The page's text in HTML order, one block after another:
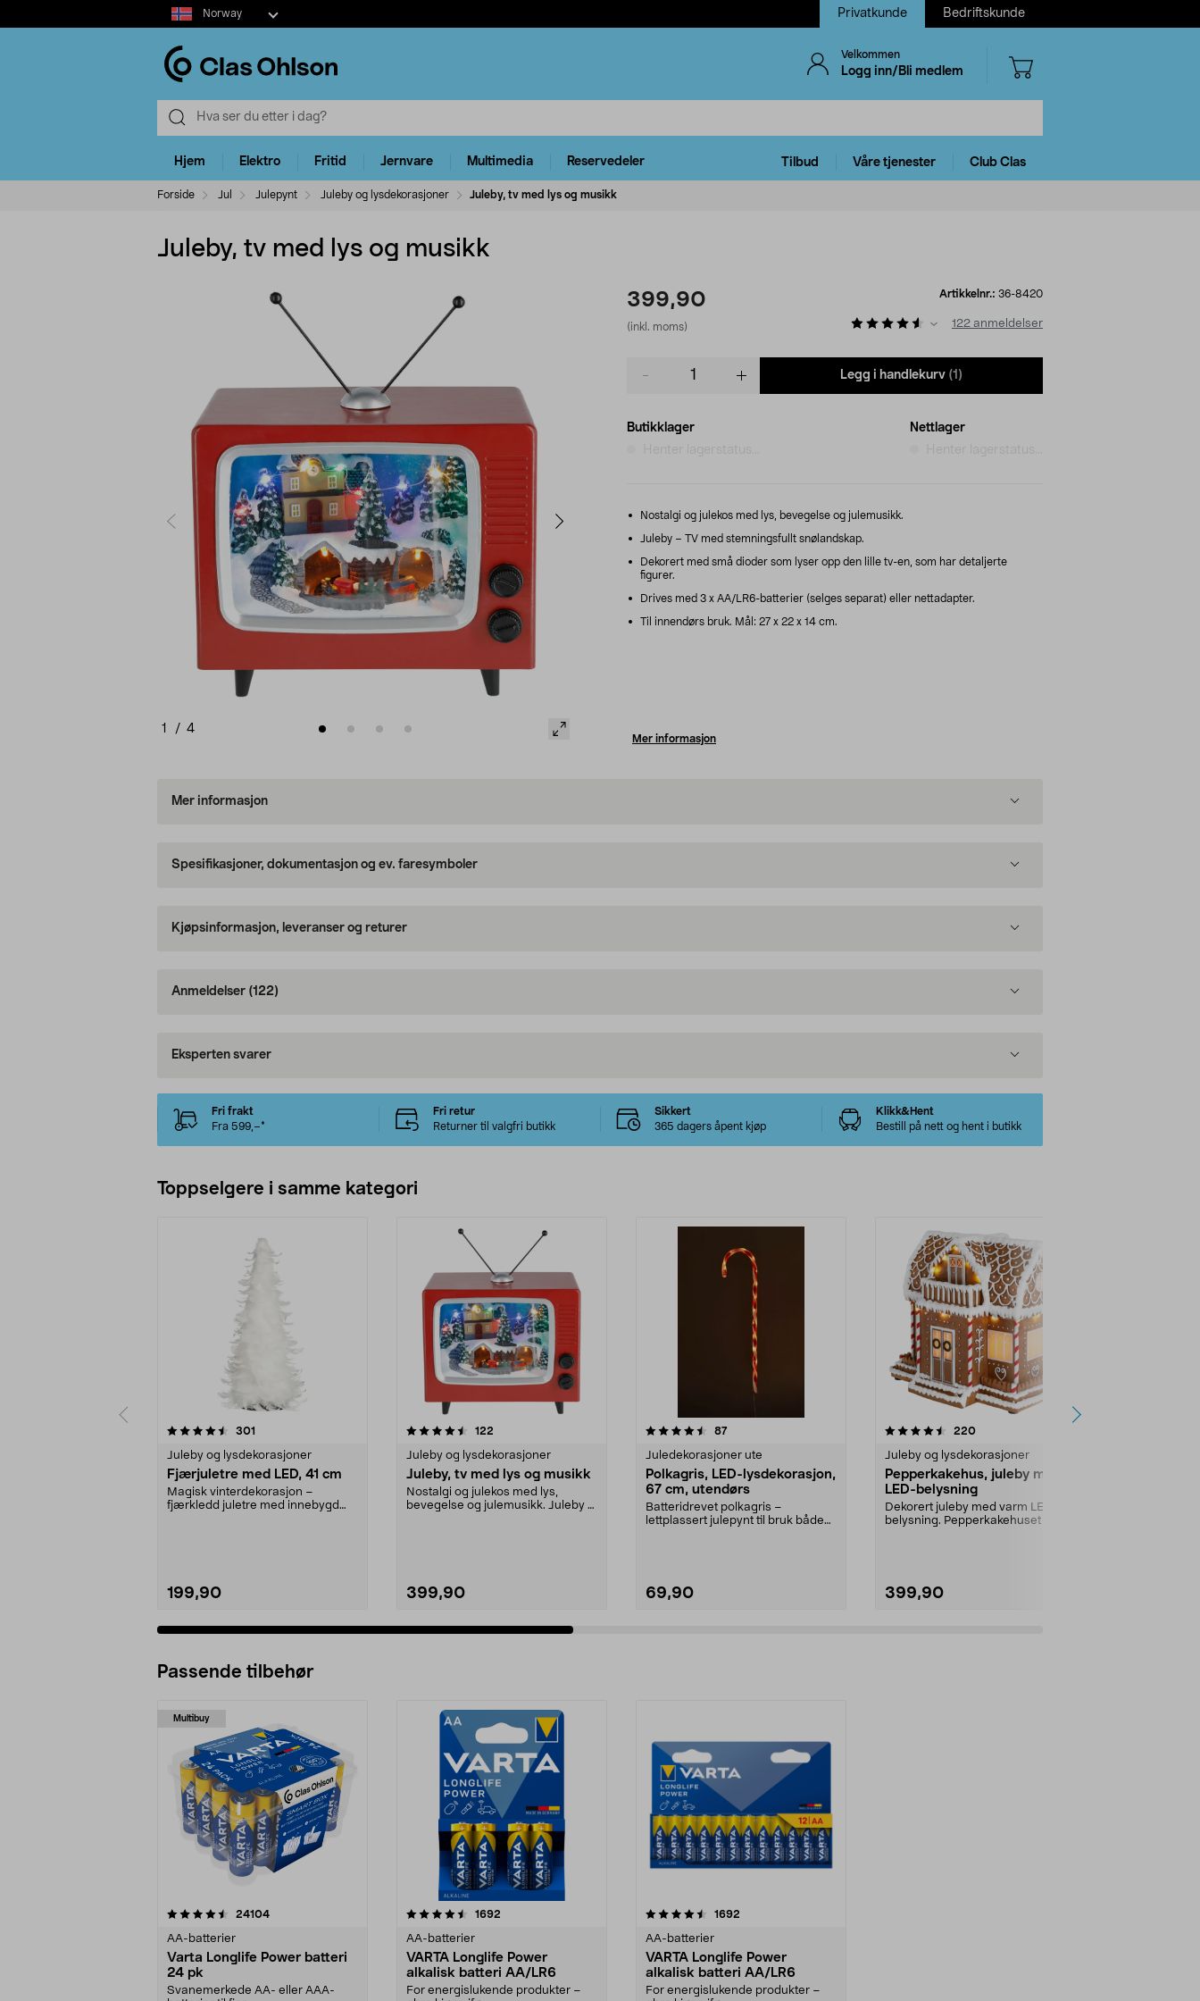
Select
market
Norway Privatkunde Bedriftskunde
Velkommen
Logg inn/Bli medlem
Hjem Elektro Fritid Jernvare Multimedia Reservedeler Tilbud Våre tjenester Club Clas
Forside Jul Julepynt Juleby og lysdekorasjoner Juleby, tv med lys og musikk
Juleby, tv med lys og musikk
1 / 4
399,90
(inkl. moms)
Artikkelnr.: 36-8420
122 anmeldelser
Legg i handlekurv (1)
Butikklager
Nettlager
Nostalgi og julekos med lys, bevegelse og julemusikk.
Juleby – TV med stemningsfullt snølandskap.
Dekorert med små dioder som lyser opp den lille tv-en, som har detaljerte
figurer.
Drives med 3 x AA/LR6-batterier (selges separat) eller nettadapter.
Til innendørs bruk. Mål: 27 x 22 x 14 cm.
Mer informasjon
Mer informasjon
Spesifikasjoner, dokumentasjon og ev. faresymboler
Kjøpsinformasjon, leveranser og returer
Anmeldelser (122)
Eksperten svarer
Fri frakt
Fra 599,–*
Fri retur
Returner til valgfri butikk
Sikkert
365 dagers åpent kjøp
Klikk&Hent
Bestill på nett og hent i butikk
Toppselgere i samme kategori
301
Juleby og lysdekorasjoner
Fjærjuletre med LED, 41 cm
Magisk vinterdekorasjon –
fjærkledd juletre med innebygd
199,90
4.5 av 5 stjerner 122
Juleby og lysdekorasjoner
Juleby, tv med lys og musikk
Nostalgi og julekos med lys,
bevegelse og julemusikk. Juleby –
399,90
4.5 av 5 stjerner 87anmeldelser
Juledekorasjoner ute
Polkagris, LED-lysdekorasjon,
67 cm, utendørs
Batteridrevet polkagris –
lettplassert julepynt til bruk både
69,90
4.5 av 5 stjerner 220anmeldelser
Juleby og lysdekorasjoner
Pepperkakehus, juleby med
LED-belysning
Dekorert juleby med varm LED-
belysning. Pepperkakehuset du
399,90
4.0 av 5 stjerner
Passende tilbehør
Multibuy
24104anmeldelser
AA-batterier
Varta Longlife Power batteri
24 pk
Svanemerkede AA- eller AAA-
4.5av 5 stjerner 1692
AA-batterier
VARTA Longlife Power
alkalisk batteri AA/LR6
For energislukende produkter –
4.5av 5 stjerner 1692
AA-batterier
VARTA Longlife Power
alkalisk batteri AA/LR6
For energislukende produkter –